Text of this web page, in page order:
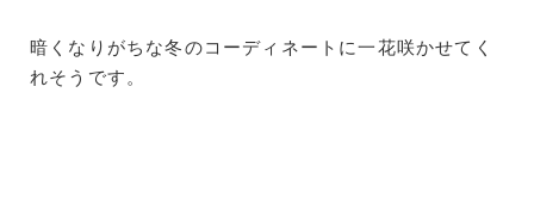
暗くなりがちな冬のコーディネートに一花咲かせてく
れそうです。